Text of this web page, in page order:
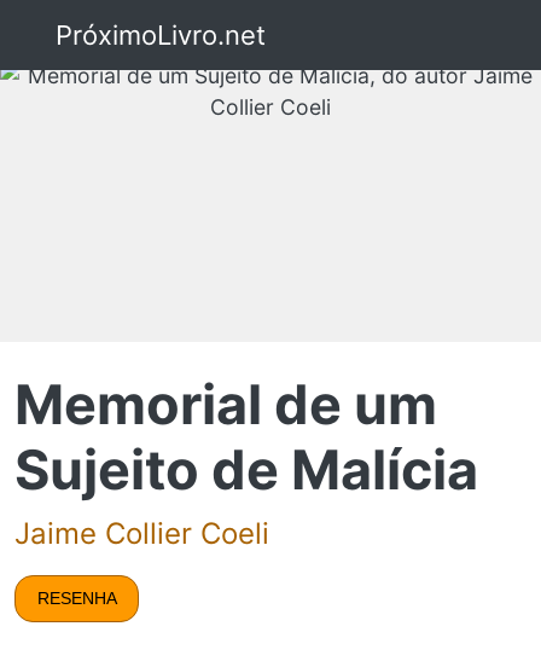
PróximoLivro.net
Memorial de um
Sujeito de Malícia
Jaime Collier Coeli
RESENHA